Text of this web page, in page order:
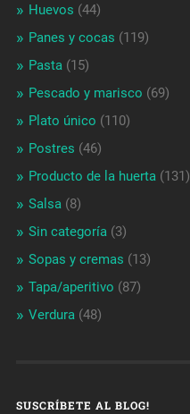
Huevos (44)
Panes y cocas (119)
Pasta(15)
Pescado y marisco (69)
Plato único (110)
Postres (46)
Producto de la huerta(131)
Salsa(8)
Sin categoría(3)
Sopas y cremas (13)
Tapa/aperitivo (87)
Verdura(48)
SUSCRÍBETE AL BLOG!